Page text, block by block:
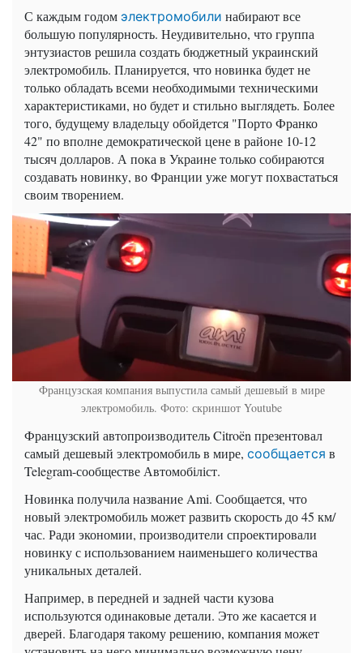
С каждым годом электромобили набирают все
большую популярность. Неудивительно, что группа
энтузиастов решила создать бюджетный украинский
электромобиль. Планируется, что новинка будет не
только обладать всеми необходимыми техническими
характеристиками, но будет и стильно выглядеть. Более
того, будущему владельцу обойдется "Порто Франко
42" по вполне демократической цене в районе 10-12
тысяч долларов. А пока в Украине только собираются
создавать новинку, во Франции уже могут похвастаться
своим творением.
Французская компания выпустила самый дешевый в мире
электромобиль. Фото: скриншот Youtube
Французский автопроизводительCitroën презентовал
самый дешевый электромобиль в мире, сообщается в
Telegram-сообществе Автомобіліст.
Новинка получила название Ami. Сообщается, что
новый электромобиль может развить скорость до 45 км/
час. Ради экономии, производители спроектировали
новинку с использованием наименьшего количества
уникальных деталей.
Например, в передней и задней части кузова
используются одинаковые детали. Это же касается и
дверей. Благодаря такому решению, компания может